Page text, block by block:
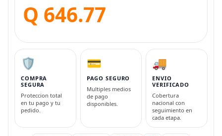
Q 646.77
🛡️
COMPRA
SEGURA
Proteccion total
en tu pago y tu
pedido.
💳
PAGO SEGURO
Multiples medios
de pago
disponibles.
🚚
ENVIO
VERIFICADO
Cobertura
nacional con
seguimiento en
cada etapa.